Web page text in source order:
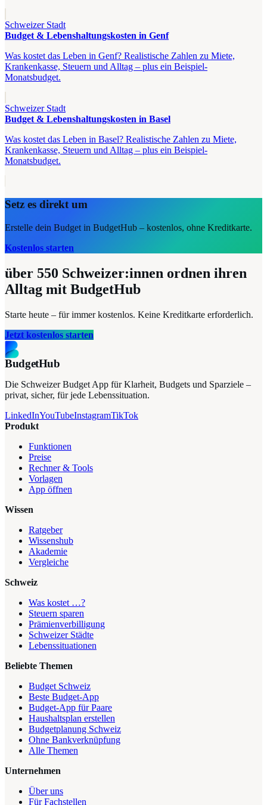
Schweizer Stadt
Budget & Lebenshaltungskosten in Genf
Was kostet das Leben in Genf? Realistische Zahlen zu Miete,
Krankenkasse, Steuern und Alltag – plus ein Beispiel-
Monatsbudget.
Schweizer Stadt
Budget & Lebenshaltungskosten in Basel
Was kostet das Leben in Basel? Realistische Zahlen zu Miete,
Krankenkasse, Steuern und Alltag – plus ein Beispiel-
Monatsbudget.
Setz es direkt um
Erstelle dein Budget in BudgetHub – kostenlos, ohne Kreditkarte.
Kostenlos starten
über 550 Schweizer:innen ordnen ihren
Alltag mit BudgetHub
Starte heute – für immer kostenlos. Keine Kreditkarte erforderlich.
Jetzt kostenlos starten
BudgetHub
Die Schweizer Budget App für Klarheit, Budgets und Sparziele –
privat, sicher, für jede Lebenssituation.
LinkedInYouTubeInstagramTikTok
Produkt
Funktionen
Preise
Rechner & Tools
Vorlagen
App öffnen
Wissen
Ratgeber
Wissenshub
Akademie
Vergleiche
Schweiz
Was kostet …?
Steuern sparen
Prämienverbilligung
Schweizer Städte
Lebenssituationen
Beliebte Themen
Budget Schweiz
Beste Budget-App
Budget-App für Paare
Haushaltsplan erstellen
Budgetplanung Schweiz
Ohne Bankverknüpfung
Alle Themen
Unternehmen
Über uns
Für Fachstellen